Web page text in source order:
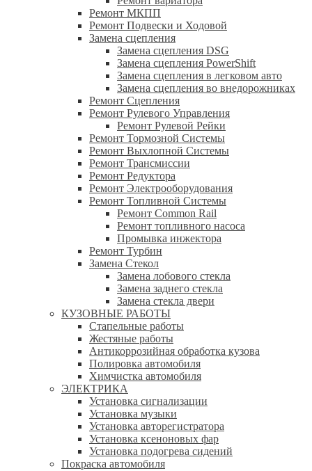
Ремонт МКПП
Ремонт Подвески и Ходовой
Замена сцепления
Замена сцепления DSG
Замена сцепления PowerShift
Замена сцепления в легковом авто
Замена сцепления во внедорожниках
Ремонт Сцепления
Ремонт Рулевого Управления
Ремонт Рулевой Рейки
Ремонт Тормозной Системы
Ремонт Выхлопной Системы
Ремонт Трансмиссии
Ремонт Редуктора
Ремонт Электрооборудования
Ремонт Топливной Системы
Ремонт Common Rail
Ремонт топливного насоса
Промывка инжектора
Ремонт Турбин
Замена Стекол
Замена лобового стекла
Замена заднего стекла
Замена стекла двери
КУЗОВНЫЕ РАБОТЫ
Стапельные работы
Жестяные работы
Антикоррозийная обработка кузова
Полировка автомобиля
Химчистка автомобиля
ЭЛЕКТРИКА
Установка сигнализации
Установка музыки
Установка авторегистратора
Установка ксеноновых фар
Установка подогрева сидений
Покраска автомобиля